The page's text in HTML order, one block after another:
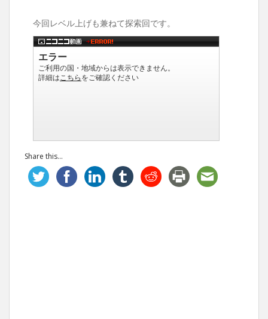
今回レベル上げも兼ねて探索回です。
Share this...